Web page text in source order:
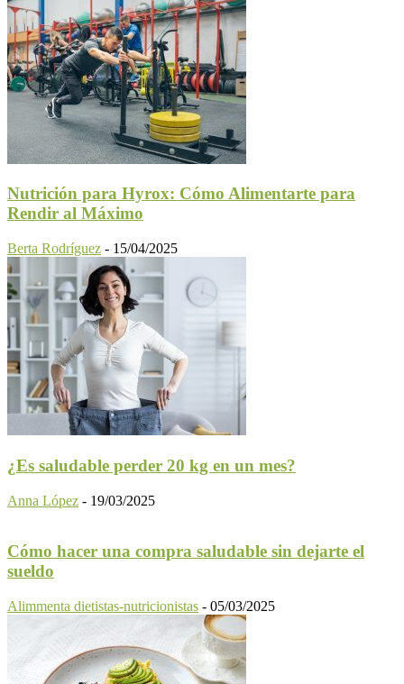
Nutrición para Hyrox: Cómo Alimentarte para
Rendir al Máximo
Berta Rodríguez - 15/04/2025
¿Es saludable perder 20 kg en un mes?
Anna López - 19/03/2025
Cómo hacer una compra saludable sin dejarte el
sueldo
Alimmenta dietistas-nutricionistas - 05/03/2025